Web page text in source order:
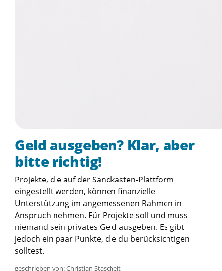
Geld ausgeben? Klar, aber
bitte richtig!
Projekte, die auf der Sandkasten-Plattform
eingestellt werden, können finanzielle
Unterstützung im angemessenen Rahmen in
Anspruch nehmen. Für Projekte soll und muss
niemand sein privates Geld ausgeben. Es gibt
jedoch ein paar Punkte, die du berücksichtigen
solltest.
geschrieben von: Christian Stascheit